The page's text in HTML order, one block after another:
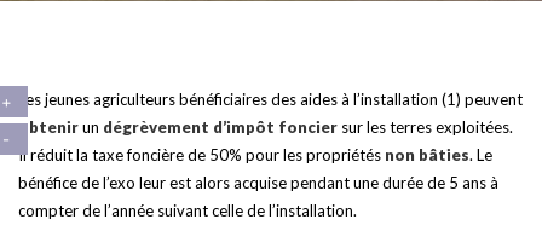
Les jeunes agriculteurs bénéficiaires des aides à l’installation (1) peuvent
obtenirun dégrèvement d’impôt foncier sur les terres exploitées.
Il réduit la taxe foncière de 50% pour les propriétés non bâties. Le
bénéfice de l’exo leur est alors acquise pendant une durée de 5 ans à
compter de l’année suivant celle de l’installation.